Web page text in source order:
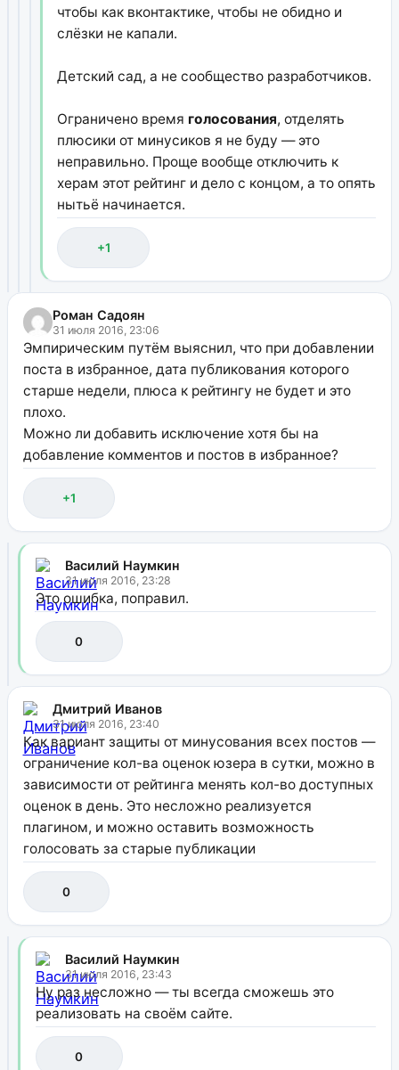
чтобы как вконтактике, чтобы не обидно и
слёзки не капали.
Детский сад, а не сообщество разработчиков.
Ограничено время голосования, отделять
плюсики от минусиков я не буду — это
неправильно. Проще вообще отключить к
херам этот рейтинг и дело с концом, а то опять
нытьё начинается.
+1
Роман Садоян
31 июля 2016, 23:06
Эмпирическим путём выяснил, что при добавлении
поста в избранное, дата публикования которого
старше недели, плюса к рейтингу не будет и это
плохо.
Можно ли добавить исключение хотя бы на
добавление комментов и постов в избранное?
+1
Василий Наумкин
31 июля 2016, 23:28
Это ошибка, поправил.
0
Дмитрий Иванов
31 июля 2016, 23:40
Как вариант защиты от минусования всех постов —
ограничение кол-ва оценок юзера в сутки, можно в
зависимости от рейтинга менять кол-во доступных
оценок в день. Это несложно реализуется
плагином, и можно оставить возможность
голосовать за старые публикации
0
Василий Наумкин
31 июля 2016, 23:43
Ну раз несложно — ты всегда сможешь это
реализовать на своём сайте.
0